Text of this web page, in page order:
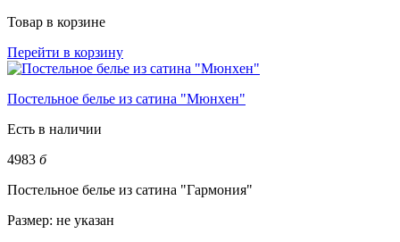
Товар в корзине
Перейти в корзину
Постельное белье из сатина "Мюнхен"
Есть в наличии
4983 б
Постельное белье из сатина "Гармония"
Размер: не указан